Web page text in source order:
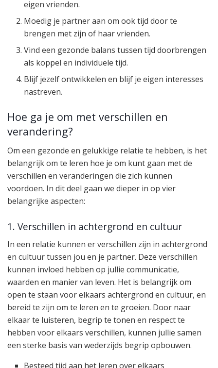
eigen vrienden.
Moedig je partner aan om ook tijd door te
brengen met zijn of haar vrienden.
Vind een gezonde balans tussen tijd doorbrengen
als koppel en individuele tijd.
Blijf jezelf ontwikkelen en blijf je eigen interesses
nastreven.
Hoe ga je om met verschillen en
verandering?
Om een gezonde en gelukkige relatie te hebben, is het
belangrijk om te leren hoe je om kunt gaan met de
verschillen en veranderingen die zich kunnen
voordoen. In dit deel gaan we dieper in op vier
belangrijke aspecten:
1. Verschillen in achtergrond en cultuur
In een relatie kunnen er verschillen zijn in achtergrond
en cultuur tussen jou en je partner. Deze verschillen
kunnen invloed hebben op jullie communicatie,
waarden en manier van leven. Het is belangrijk om
open te staan voor elkaars achtergrond en cultuur, en
bereid te zijn om te leren en te groeien. Door naar
elkaar te luisteren, begrip te tonen en respect te
hebben voor elkaars verschillen, kunnen jullie samen
een sterke basis van wederzijds begrip opbouwen.
Besteed tijd aan het leren over elkaars